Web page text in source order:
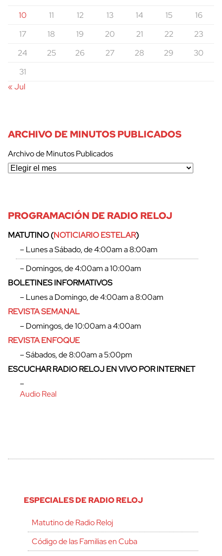
10
11 12 13 14 15
16
17
18 19 20 21 22
23
24
25 26 27 28 29
30
31
« Jul
ARCHIVO DE MINUTOS PUBLICADOS
Archivo de Minutos Publicados
PROGRAMACIÓN DE RADIO RELOJ
MATUTINO (NOTICIARIO ESTELAR)
– Lunes a Sábado, de 4:00am a 8:00am
– Domingos, de 4:00am a 10:00am
BOLETINES INFORMATIVOS
– Lunes a Domingo, de 4:00am a 8:00am
REVISTA SEMANAL
– Domingos, de 10:00am a 4:00am
REVISTA ENFOQUE
– Sábados, de 8:00am a 5:00pm
ESCUCHAR RADIO RELOJ EN VIVO POR INTERNET
–
Audio Real
ESPECIALES DE RADIO RELOJ
Matutino de Radio Reloj
Código de las Familias en Cuba